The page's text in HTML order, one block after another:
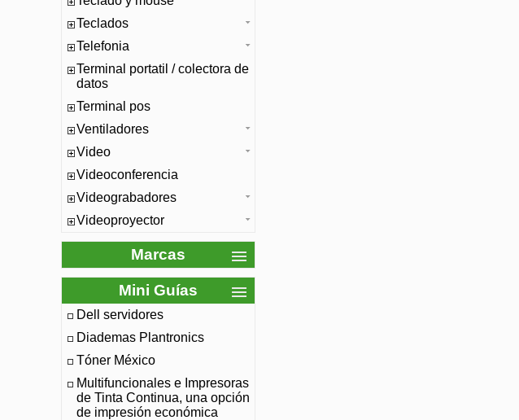
Teclados
Telefonia
Terminal portatil / colectora de
datos
Terminal pos
Ventiladores
Video
Videoconferencia
Videograbadores
Videoproyector
Marcas
Mini Guías
Dell servidores
Diademas Plantronics
Tóner México
Multifuncionales e Impresoras
de Tinta Continua, una opción
de impresión económica